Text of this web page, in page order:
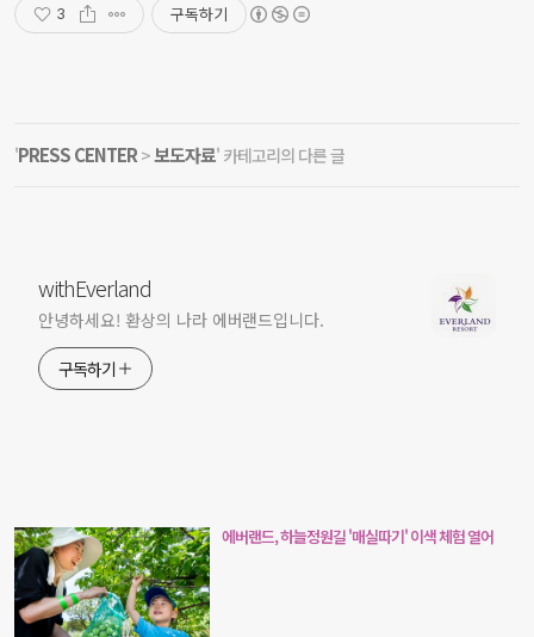
3 구독하기
'PRESS CENTER >보도자료' 카테고리의 다른 글
withEverland
안녕하세요! 환상의 나라 에버랜드입니다.
구독하기
에버랜드, 하늘정원길 '매실따기' 이색 체험 열어